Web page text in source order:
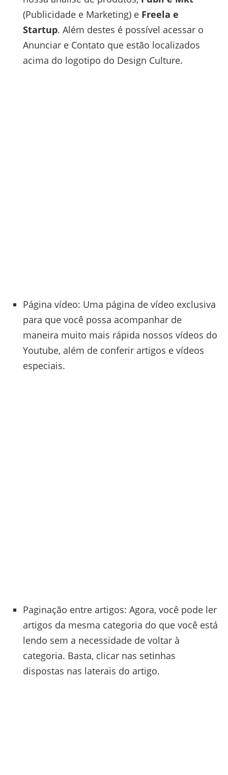
(Publicidade e Marketing) e Freela e
Startup. Além destes é possível acessar o
Anunciar e Contato que estão localizados
acima do logotipo do Design Culture.
Página vídeo: Uma página de vídeo exclusiva
para que você possa acompanhar de
maneira muito mais rápida nossos vídeos do
Youtube, além de conferir artigos e vídeos
especiais.
Paginação entre artigos: Agora, você pode ler
artigos da mesma categoria do que você está
lendo sem a necessidade de voltar à
categoria. Basta, clicar nas setinhas
dispostas nas laterais do artigo.